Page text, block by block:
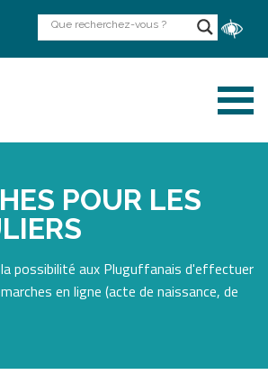
POUR LES
possibilité aux Pluguffanais d'effectuer
en ligne (acte de naissance, de